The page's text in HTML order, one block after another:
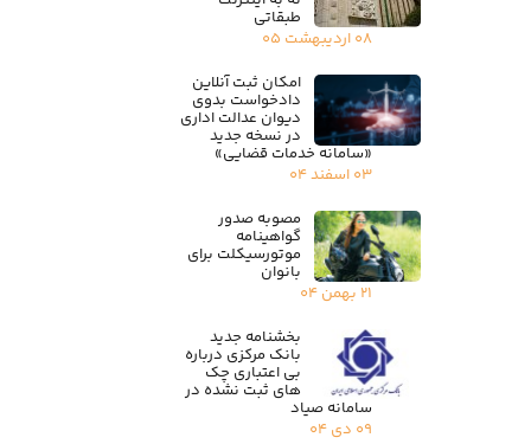
طبقاتی
۰۸ اردیبهشت ۰۵
امکان ثبت آنلاین
دادخواست بدوی
دیوان عدالت اداری
در نسخه جدید
«سامانه خدمات قضایی»
۰۳ اسفند ۰۴
مصوبه صدور
گواهینامه
موتورسیکلت برای
بانوان
۲۱ بهمن ۰۴
بخشنامه جدید
بانک مرکزی درباره
بی اعتباری چک
های ثبت نشده در
سامانه صیاد
۰۹ دی ۰۴